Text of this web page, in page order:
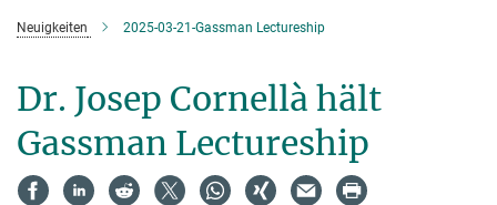
Neuigkeiten 2025-03-21-Gassman Lectureship
Dr. Josep Cornellà hält
Gassman Lectureship